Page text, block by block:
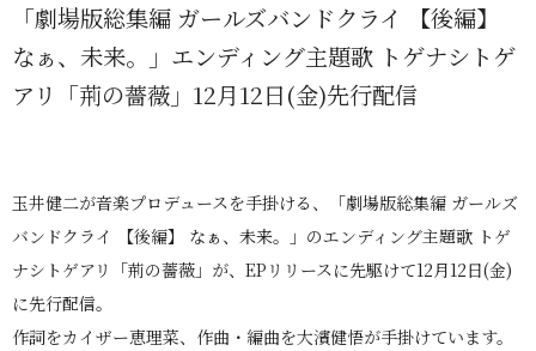
「劇場版総集編 ガールズバンドクライ 【後編】
なぁ、未来。」エンディング主題歌 トゲナシトゲ
アリ「荊の薔薇」12月12日(金)先行配信
玉井健二が音楽プロデュースを手掛ける、「劇場版総集編 ガールズ
バンドクライ 【後編】 なぁ、未来。」のエンディング主題歌 トゲ
ナシトゲアリ「荊の薔薇」が、EPリリースに先駆けて12月12日(金)
に先行配信。
作詞をカイザー恵理菜、作曲・編曲を大濱健悟が手掛けています。